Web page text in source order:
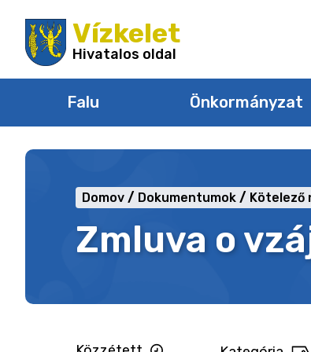
a
tartalomra
Vízkelet
Hivatalos oldal
Falu Önkormányzat
Zmluva o
Domov Dokumentumok Kötelező